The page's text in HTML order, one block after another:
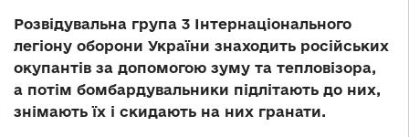
Розвідувальна група 3 Інтернаціонального
легіону оборони України знаходить російських
окупантів за допомогою зуму та тепловізора,
а потім бомбардувальники підлітають до них,
знімають їх і скидають на них гранати.